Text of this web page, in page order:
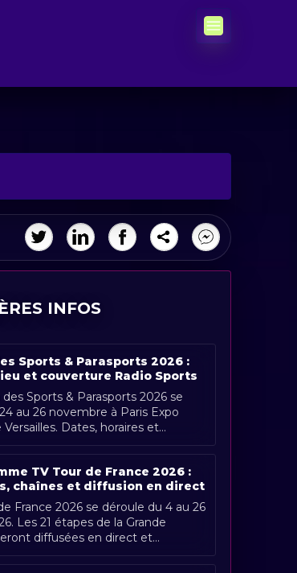
INFOS
Sports & Parasports 2026 :
et couverture Radio Sports
des Sports & Parasports 2026 se
au 26 novembre à Paris Expo
Dates, horaires et
Radio Sports.
TV Tour de France 2026 :
chaînes et diffusion en direct
France 2026 se déroule du 4 au 26
Les 21 étapes de la Grande
diffusées en direct et
en France par France [...]